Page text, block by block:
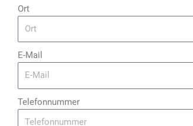
Ort
E-Mail
Telefonnummer